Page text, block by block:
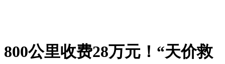
800公里收费28万元！“天价救